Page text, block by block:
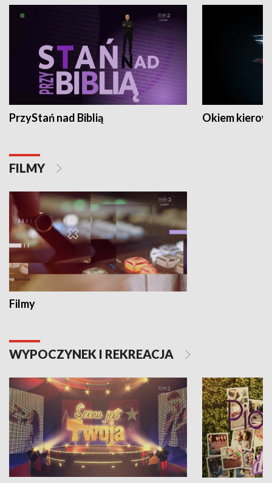
PrzyStań nad Biblią Okiem
FILMY
Filmy
WYPOCZYNEK I REKREACJA